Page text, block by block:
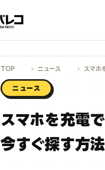
TOP ニュース スマホ
ニュース
スマホを充電
今すぐ探す方